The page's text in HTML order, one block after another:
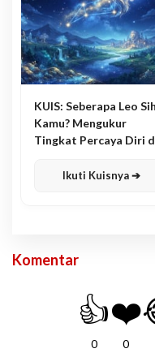
KUIS: Seberapa Leo Sih
Kamu? Mengukur
Tingkat Percaya Diri
Ikuti Kuisnya ➔
Komentar
👍
0
❤️
0